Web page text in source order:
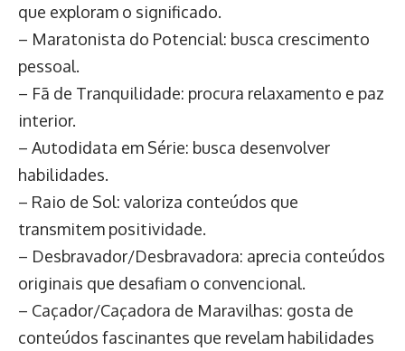
que exploram o significado.
– Maratonista do Potencial: busca crescimento
pessoal.
– Fã de Tranquilidade: procura relaxamento e paz
interior.
– Autodidata em Série: busca desenvolver
habilidades.
– Raio de Sol: valoriza conteúdos que
transmitem positividade.
– Desbravador/Desbravadora: aprecia conteúdos
originais que desafiam o convencional.
– Caçador/Caçadora de Maravilhas: gosta de
conteúdos fascinantes que revelam habilidades